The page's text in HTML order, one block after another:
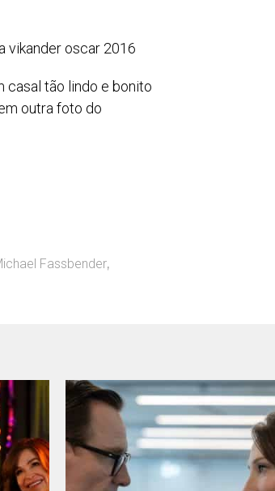
casal tão lindo e bonito
outra foto do
Fassbender,